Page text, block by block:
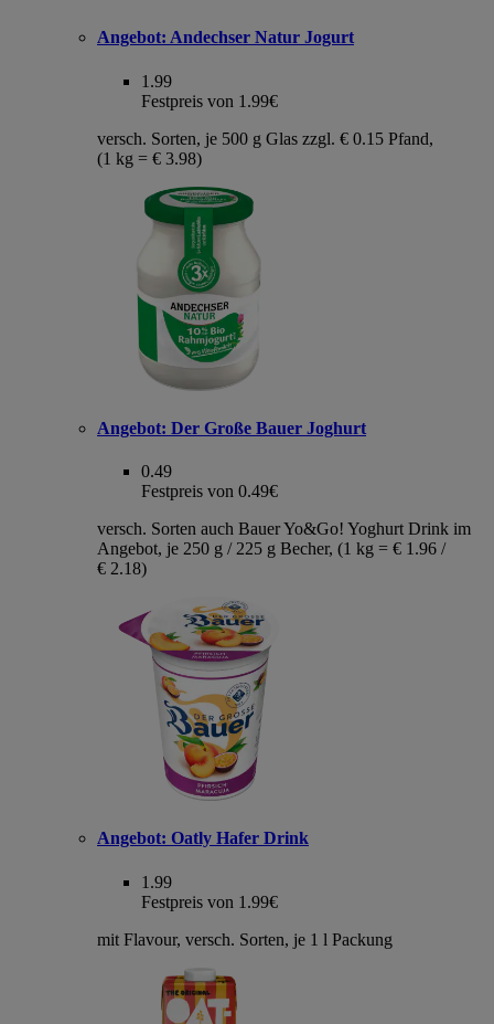
Angebot: Andechser Natur Jogurt
1.99
Festpreis von 1.99€
versch. Sorten, je 500 g Glas zzgl. € 0.15 Pfand,
(1 kg = € 3.98)
Angebot: Der Große Bauer Joghurt
0.49
Festpreis von 0.49€
versch. Sorten auch Bauer Yo&Go! Yoghurt Drink im
Angebot, je 250 g / 225 g Becher, (1 kg = € 1.96 /
€ 2.18)
Angebot: Oatly Hafer Drink
1.99
Festpreis von 1.99€
mit Flavour, versch. Sorten, je 1 l Packung